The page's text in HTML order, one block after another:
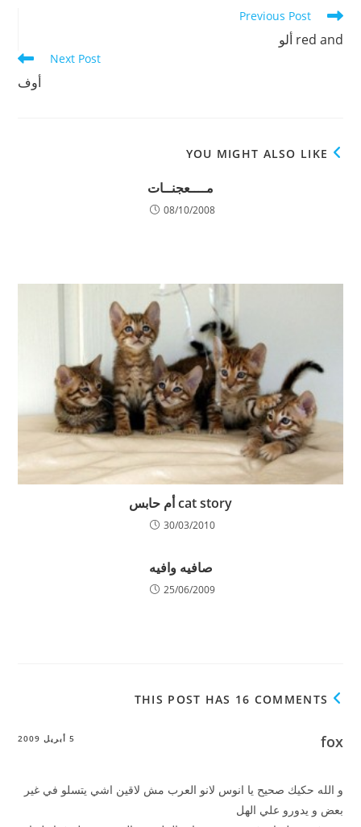
Read
more
articles
Previous Post
red and ألو
Next Post
أوف
YOU MIGHT ALSO LIKE
مــــعجنــات
08/10/2008
cat story أم حابس
30/03/2010
صافيه وافيه
25/06/2009
THIS POST HAS 16 COMMENTS
fox 5 أبريل 2009
و الله حكيك صحيح يا انوس لانو العرب مش لاقين اشي يتسلو في غير
بعض و يدورو علي الهل